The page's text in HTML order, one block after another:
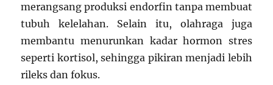
merangsang produksi endorfin tanpa membuat
tubuh kelelahan. Selain itu, olahraga juga
membantu menurunkan kadar hormon stres
seperti kortisol, sehingga pikiran menjadi lebih
rileks dan fokus.